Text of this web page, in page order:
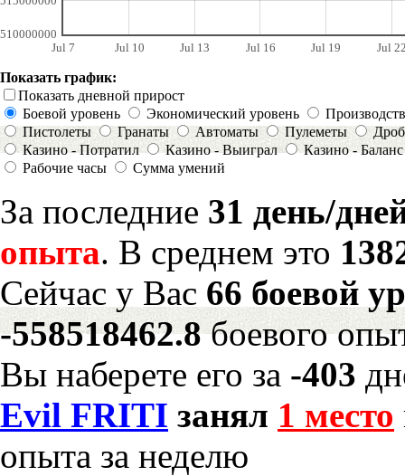
Jul 7 Jul 10 Jul 13 Jul 16 Jul 19 Jul
510000000
Показать график:
Показать дневной прирост
Боевой уровень
Экономический уровень
Пистолеты
Гранаты Автоматы Пулеметы
Казино - Потратил
Казино - Выиграл
Казино - Баланс
Рабочие часы
Сумма умений
За последние 31 день/
опыта. В среднем это
Сейчас у Вас 66 боевой
-558518462.8боевого
Вы наберете его за -403
Evil FRITI занял 1 место
опыта за неделю